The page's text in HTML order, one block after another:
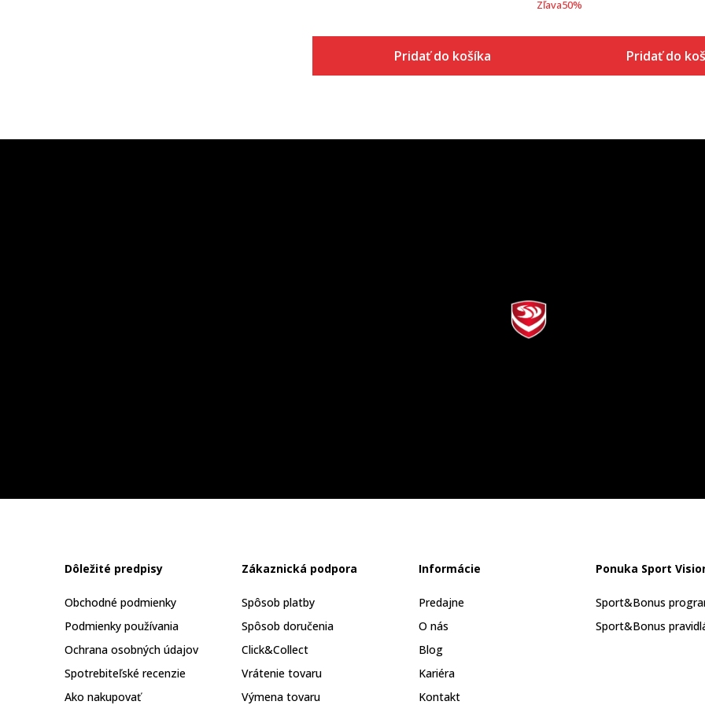
Pridať do košíka
Zľava50%
Pridať do
Dôležité predpisy
Obchodné podmienky
Podmienky používania
Ochrana osobných údajov
Spotrebiteľské recenzie
Ako nakupovať
Zákaznická podpora
Spôsob platby
Spôsob doručenia
Click&Collect
Vrátenie tovaru
Výmena tovaru
Informácie
Predajne
O nás
Blog
Kariéra
Kontakt
Ponuka Sport
Sport&Bonus
Sport&Bonus